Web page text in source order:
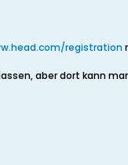
registration
aber dort kann